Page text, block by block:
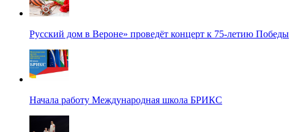
Русский дом в Вероне» проведёт концерт к 75-летию Победы
Начала работу Международная школа БРИКС